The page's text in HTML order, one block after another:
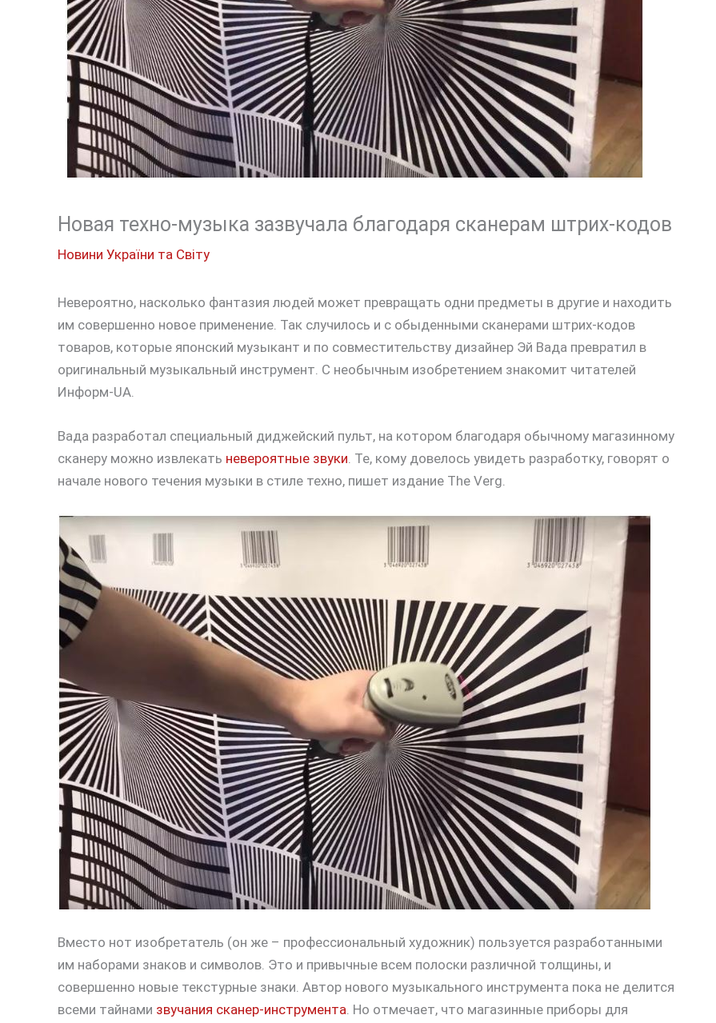
Новая техно-музыка зазвучала благодаря сканерам штрих-кодов
Новини України та Світу
Невероятно, насколько фантазия людей может превращать одни предметы в другие и находить
им совершенно новое применение. Так случилось и с обыденными сканерами штрих-кодов
товаров, которые японский музыкант и по совместительству дизайнер Эй Вада превратил в
оригинальный музыкальный инструмент. С необычным изобретением знакомит читателей
Информ-UA.
Вада разработал специальный диджейский пульт, на котором благодаря обычному магазинному
сканеру можно извлекать невероятные звуки . Те, кому довелось увидеть разработку, говорят о
начале нового течения музыки в стиле техно, пишет издание The Verg.
Вместо нот изобретатель (он же – профессиональный художник) пользуется разработанными
им наборами знаков и символов. Это и привычные всем полоски различной толщины, и
совершенно новые текстурные знаки. Автор нового музыкального инструмента пока не делится
всеми тайнами звучания сканер-инструмента. Но отмечает, что магазинные приборы для